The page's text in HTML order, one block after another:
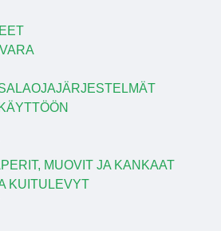
MUOVIT JA KANKAAT
KUITULEVYT